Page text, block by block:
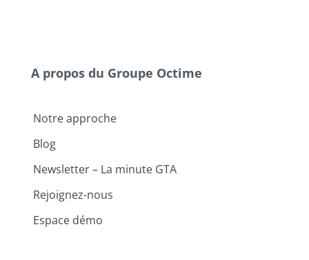
A propos du Groupe Octime
Notre approche
Blog
Newsletter – La minute GTA
Rejoignez-nous
Espace démo